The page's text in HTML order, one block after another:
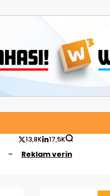
– Reklam verin
13,8K 17,5K